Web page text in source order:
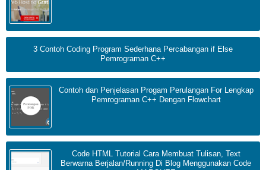
3 Contoh Coding Program Sederhana Percabangan if Else
Pemrograman C++
Contoh dan Penjelasan Progam Perulangan For Lengkap
Pemrograman C++ Dengan Flowchart
Code HTML Tutorial Cara Membuat Tulisan, Text
Berwarna Berjalan/Running Di Blog Menggunakan Code